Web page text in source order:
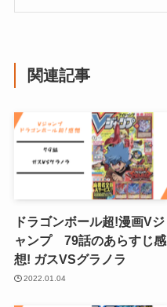
関連記事
ドラゴンボール超!漫画Vジ
ャンプ 79話のあらすじ感
想! ガスVSグラノラ
2022.01.04